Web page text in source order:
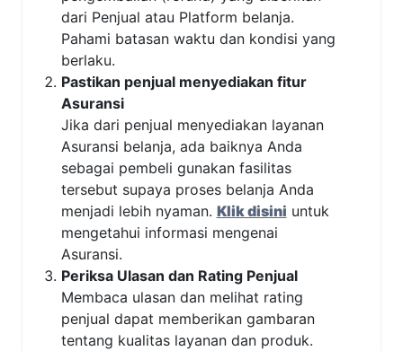
dari Penjual atau Platform belanja.
Pahami batasan waktu dan kondisi yang
berlaku.
Pastikan penjual menyediakan fitur
Asuransi
Jika dari penjual menyediakan layanan
Asuransi belanja, ada baiknya Anda
sebagai pembeli gunakan fasilitas
tersebut supaya proses belanja Anda
menjadi lebih nyaman. Klik disini untuk
mengetahui informasi mengenai
Asuransi.
Periksa Ulasan dan Rating Penjual
Membaca ulasan dan melihat rating
penjual dapat memberikan gambaran
tentang kualitas layanan dan produk.